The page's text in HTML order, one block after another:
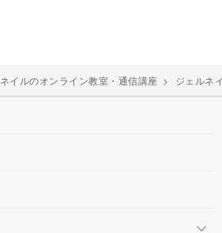
ネイルのオンライン教室・通信講座 > ジェルネ